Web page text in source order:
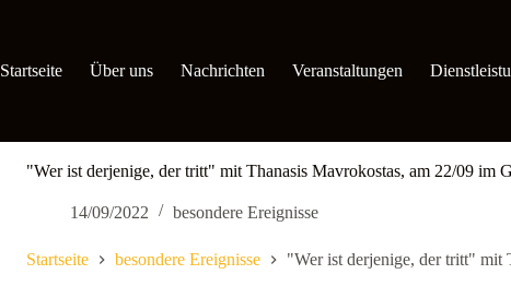
Startseite
Über uns Nachrichten Veranstaltungen
"Wer ist derjenige, der tritt" mit Thanasis Mavrokostas, am 22/09 im
14/09/2022 besondere Ereignisse
Startseite besondere Ereignisse "Wer ist derjenige, der tritt" mit